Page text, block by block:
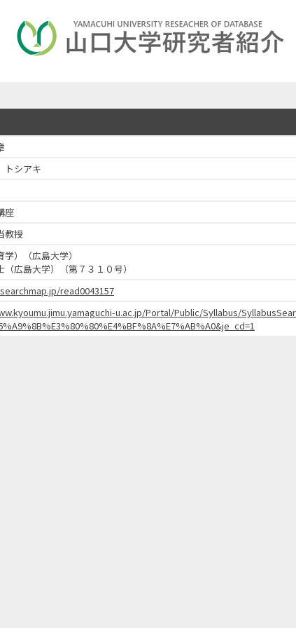
シアキ
座
教授
）（広島大学）
（広島大学）（第７３１０号）
read0043157
u.ac.jp/Portal/Public/Syllabus/